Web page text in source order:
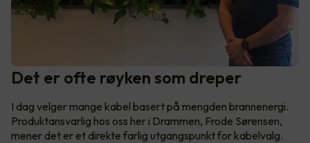
Det er ofte røyken som dreper
I dag velger mange kabel basert på mengden brannenergi.
Produktansvarlig hos oss her i Drammen, Frode Sørensen,
mener det er et direkte farlig utgangspunkt for kabelvalg.